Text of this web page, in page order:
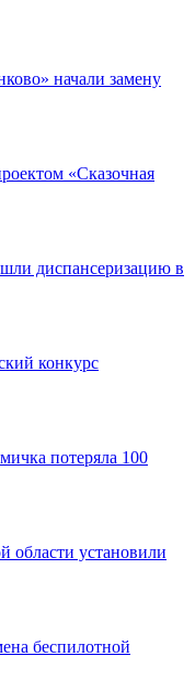
начали замену
«Сказочная
диспансеризацию в
конкурс
потеряла 100
области установили
беспилотной